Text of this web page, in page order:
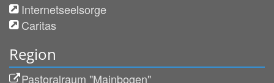
Internetseelsorge
Caritas
Region
Pastoralraum "Mainbogen"